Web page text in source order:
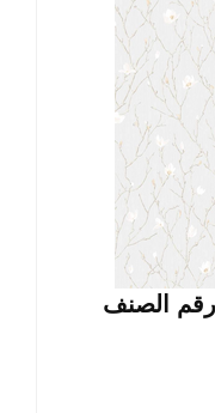
– رقم الصنف